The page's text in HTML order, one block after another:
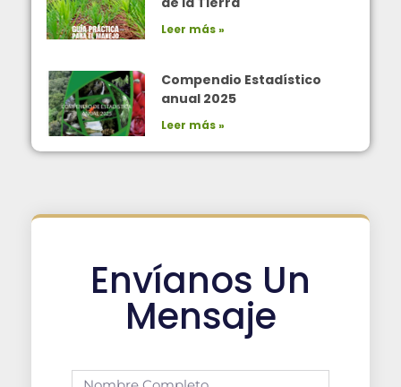
Leer más »
Compendio Estadístico
anual 2025
Leer más »
Envíanos Un
Mensaje